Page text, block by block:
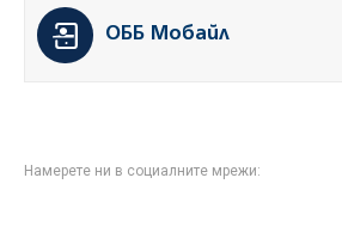
ОББ Мобайл
Намерете ни в социалните мрежи: